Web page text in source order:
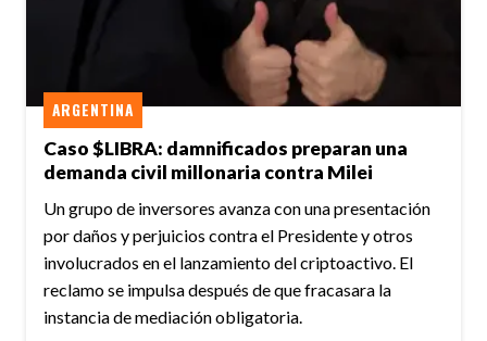
Caso $LIBRA: damnificados preparan una
demanda civil millonaria contra Milei
ARGENTINA
Un grupo de inversores avanza con una presentación
por daños y perjuicios contra el Presidente y otros
involucrados en el lanzamiento del criptoactivo. El
reclamo se impulsa después de que fracasara la
instancia de mediación obligatoria.